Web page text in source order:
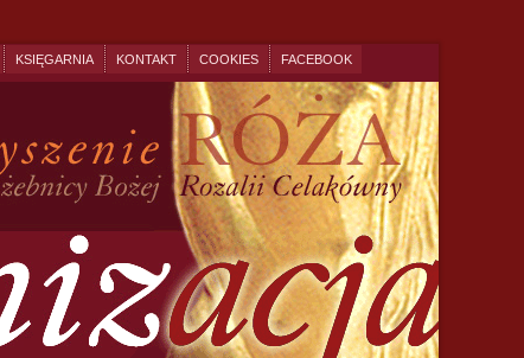
KSIĘGARNIA KONTAKT COOKIES FACEBOOK